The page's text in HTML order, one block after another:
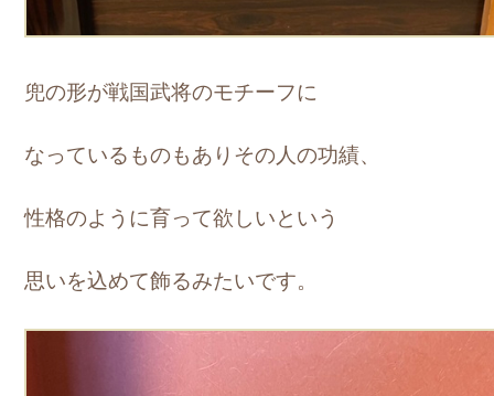
兜の形が戦国武将のモチーフに
なっているものもありその人の功績、
性格のように育って欲しいという
思いを込めて飾るみたいです。